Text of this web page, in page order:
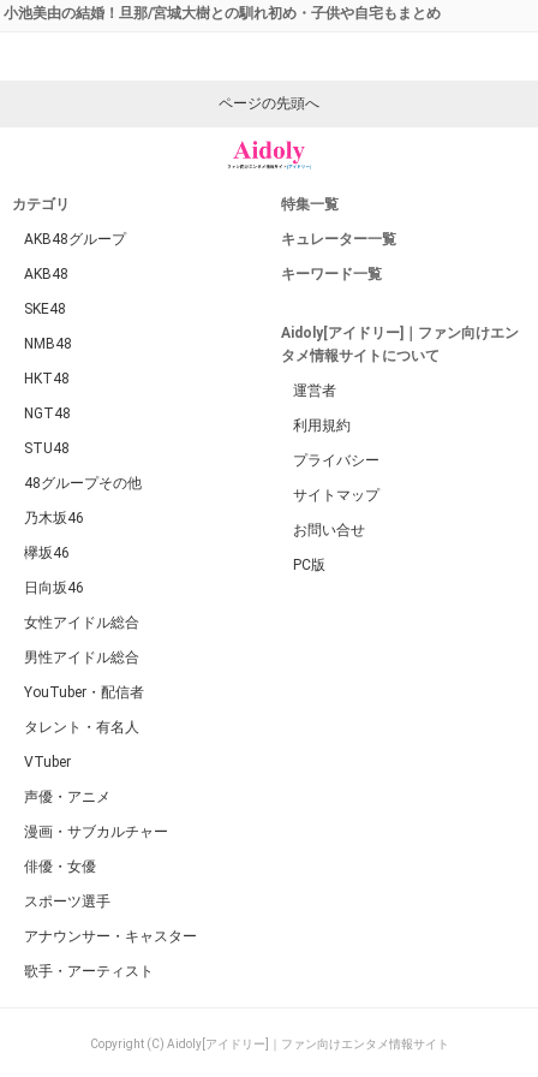
小池美由の結婚！旦那/宮城大樹との馴れ初め・子供や自宅もまとめ
ページの先頭へ
カテゴリ
AKB48グループ
AKB48
SKE48
NMB48
HKT48
NGT48
STU48
48グループその他
乃木坂46
欅坂46
日向坂46
女性アイドル総合
男性アイドル総合
YouTuber・配信者
タレント・有名人
VTuber
声優・アニメ
漫画・サブカルチャー
俳優・女優
スポーツ選手
アナウンサー・キャスター
歌手・アーティスト
特集一覧
キュレーター一覧
キーワード一覧
Aidoly[アイドリー]｜ファン向けエン
タメ情報サイトについて
運営者
利用規約
プライバシー
サイトマップ
お問い合せ
PC版
Copyright (C) Aidoly[アイドリー]｜ファン向けエンタメ情報サイト